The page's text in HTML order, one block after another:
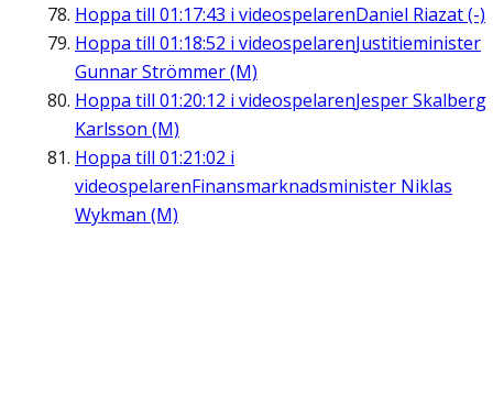
Hoppa till 01:17:43 i videospelarenDaniel Riazat (-)
Hoppa till 01:18:52 i videospelarenJustitieminister
Gunnar Strömmer (M)
Hoppa till 01:20:12 i videospelarenJesper Skalberg
Karlsson (M)
Hoppa till 01:21:02 i
videospelarenFinansmarknadsminister Niklas
Wykman (M)